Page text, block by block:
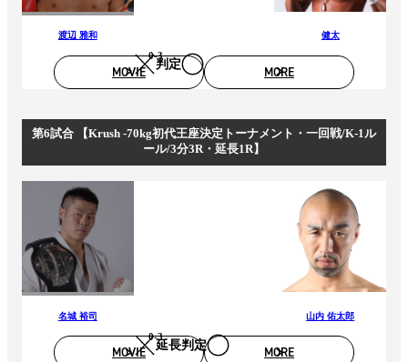
渡辺 雅和
判定
0-3
健太
MOVIE MORE
第6試合 【Krush -70kg初代王座決定トーナメント・一回戦/K-1ル
ール/3分3R・延長1R】
名城 裕司
延長判定
0-3
山内 佑太郎
MOVIE MORE